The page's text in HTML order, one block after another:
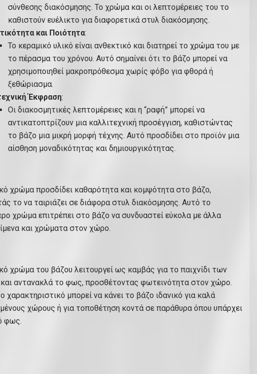
σύνθεσης διακόσμησης. Το χρώμα και οι λεπτομέρειες του το
καθιστούν ευέλικτο για διαφορετικά στυλ διακόσμησης.
και Ποιότητα:
Το κεραμικό υλικό είναι ανθεκτικό και διατηρεί το χρώμα του με
το πέρασμα του χρόνου. Αυτό σημαίνει ότι το βάζο μπορεί να
χρησιμοποιηθεί μακροπρόθεσμα χωρίς φόβο για φθορά ή
ξεθώριασμα.
Έκφραση:
Οι διακοσμητικές λεπτομέρειες και η “ραφή” μπορεί να
αντικατοπτρίζουν μια καλλιτεχνική προσέγγιση, καθιστώντας
το βάζο μια μικρή μορφή τέχνης. Αυτό προσδίδει στο προϊόν μια
αίσθηση μοναδικότητας και δημιουργικότητας.
χρώμα προσδίδει καθαρότητα και κομψότητα στο βάζο,
το να ταιριάζει σε διάφορα στυλ διακόσμησης. Αυτό το
χρώμα επιτρέπει στο βάζο να συνδυαστεί εύκολα με άλλα
και χρώματα στον χώρο.
χρώμα του βάζου λειτουργεί ως καμβάς για το παιχνίδι των
αντανακλά το φως, προσθέτοντας φωτεινότητα στον χώρο.
χαρακτηριστικό μπορεί να κάνει το βάζο ιδανικό για καλά
χώρους ή για τοποθέτηση κοντά σε παράθυρα όπου υπάρχει
φως.